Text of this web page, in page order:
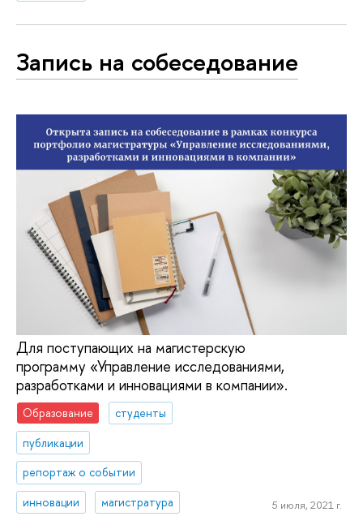
Запись на собеседование
Для поступающих на магистерскую
программу «Управление исследованиями,
разработками и инновациями в компании».
Образование
студенты
публикации
репортаж о событии
инновации
магистратура 5 июля, 2021 г.